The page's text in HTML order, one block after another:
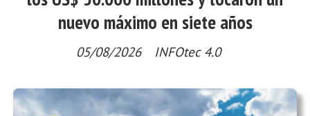
nuevo máximo en siete años
INFOtec 4.0
05/08/2026